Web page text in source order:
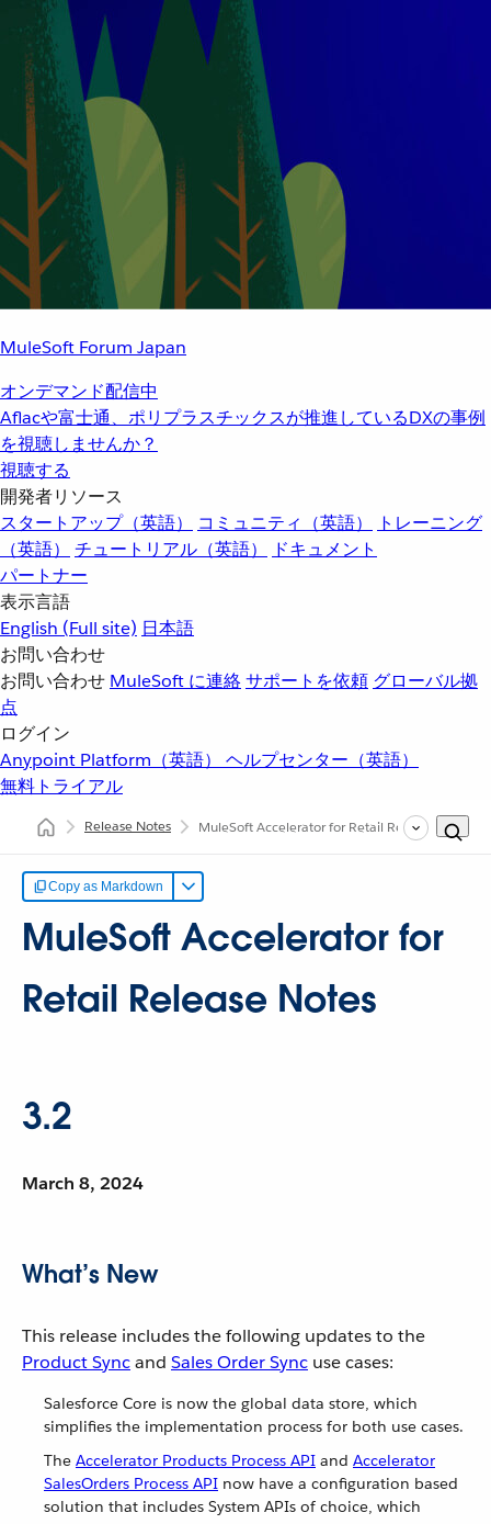
MuleSoft Forum Japan
オンデマンド配信中
Aflacや富士通、ポリプラスチックスが推進しているDXの事例
を視聴しませんか？
視聴する
開発者リソース
スタートアップ（英語）
コミュニティ（英語）
トレーニング
（英語）
チュートリアル（英語）
ドキュメント
パートナー
表示言語
English (Full site) 日本語
お問い合わせ
お問い合わせ MuleSoft に連絡サポートを依頼 グローバル拠
点
ログイン
Anypoint Platform（英語） ヘルプセンター（英語）
無料トライアル
Release Notes MuleSoft Accelerator for Retail Release Notes
Copy as Markdown
MuleSoft Accelerator for
Retail Release Notes
3.2
March 8, 2024
What’s New
This release includes the following updates to the
Product Syncand Sales Order Sync use cases:
Salesforce Core is now the global data store, which
simplifies the implementation process for both use cases.
The Accelerator Products Process API and Accelerator
SalesOrders Process API now have a configuration based
solution that includes System APIs of choice, which